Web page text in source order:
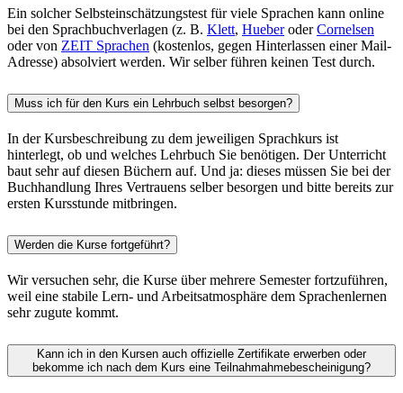
Ein solcher Selbsteinschätzungstest für viele Sprachen kann online
bei den Sprachbuchverlagen (z. B. Klett, HueberoderCornelsen
oder von ZEIT Sprachen (kostenlos, gegen Hinterlassen einer Mail-
Adresse) absolviert werden. Wir selber führen keinen Test durch.
Muss ich für den Kurs ein Lehrbuch selbst besorgen?
In der Kursbeschreibung zu dem jeweiligen Sprachkurs ist
hinterlegt, ob und welches Lehrbuch Sie benötigen. Der Unterricht
baut sehr auf diesen Büchern auf. Und ja: dieses müssen Sie bei der
Buchhandlung Ihres Vertrauens selber besorgen und bitte bereits zur
ersten Kursstunde mitbringen.
Werden die Kurse fortgeführt?
Wir versuchen sehr, die Kurse über mehrere Semester fortzuführen,
weil eine stabile Lern- und Arbeitsatmosphäre dem Sprachenlernen
sehr zugute kommt.
Kann ich in den Kursen auch offizielle Zertifikate erwerben oder
bekomme ich nach dem Kurs eine Teilnahmahmebescheinigung?